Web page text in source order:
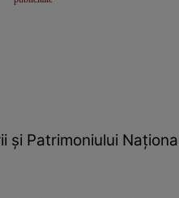
Patrimoniului